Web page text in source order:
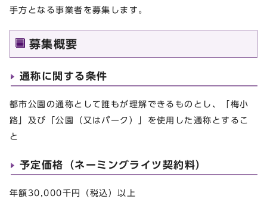
手方となる事業者を募集します。
募集概要
通称に関する条件
都市公園の通称として誰もが理解できるものとし、「梅小
路」及び「公園（又はパーク）」を使用した通称とするこ
と
予定価格（ネーミングライツ契約料）
年額30,000千円（税込）以上